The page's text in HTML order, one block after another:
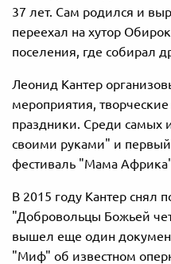
37 лет. Сам родился и
переехал на хутор
поселения, где собирал
Леонид Кантер
мероприятия,
праздники. Среди самых
своими руками" и
фестиваль "Мама
В 2015 году Кантер
"Добровольцы Божьей
вышел еще один
"Миф" об известном